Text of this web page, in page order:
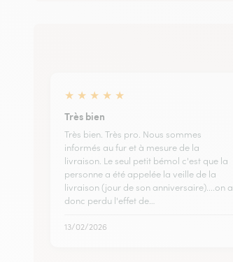
★ ★ ★ ★ ★
Très bien
Très bien. Très pro. Nous sommes
informés au fur et à mesure de la
livraison. Le seul petit bémol c'est que la
personne a été appelée la veille de la
livraison (jour de son anniversaire)....on a
donc perdu l'effet de…
13/02/2026